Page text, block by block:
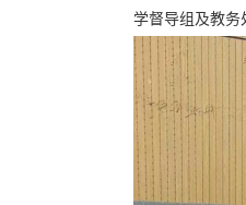
学督导组及教务